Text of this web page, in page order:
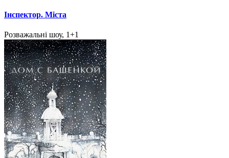
Інспектор. Міста
Розважальні шоу, 1+1